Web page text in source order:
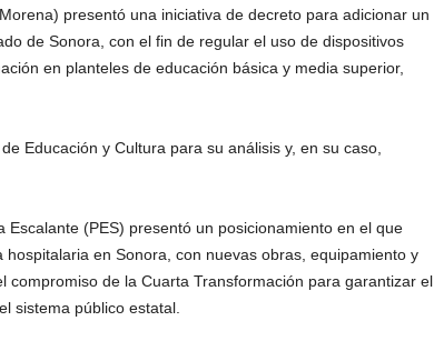
presentó una iniciativa de decreto para adicionar un
de Sonora, con el fin de regular el uso de dispositivos
en planteles de educación básica y media superior,
Educación y Cultura para su análisis y, en su caso,
Escalante (PES) presentó un posicionamiento en el que
en Sonora, con nuevas obras, equipamiento y
compromiso de la Cuarta Transformación para garantizar el
sistema público estatal.